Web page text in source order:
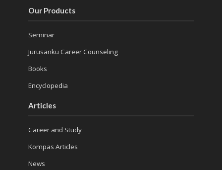
Our Products
Seminar
Jurusanku Career Counseling
Books
Encyclopedia
Articles
Career and Study
Kompas Articles
News